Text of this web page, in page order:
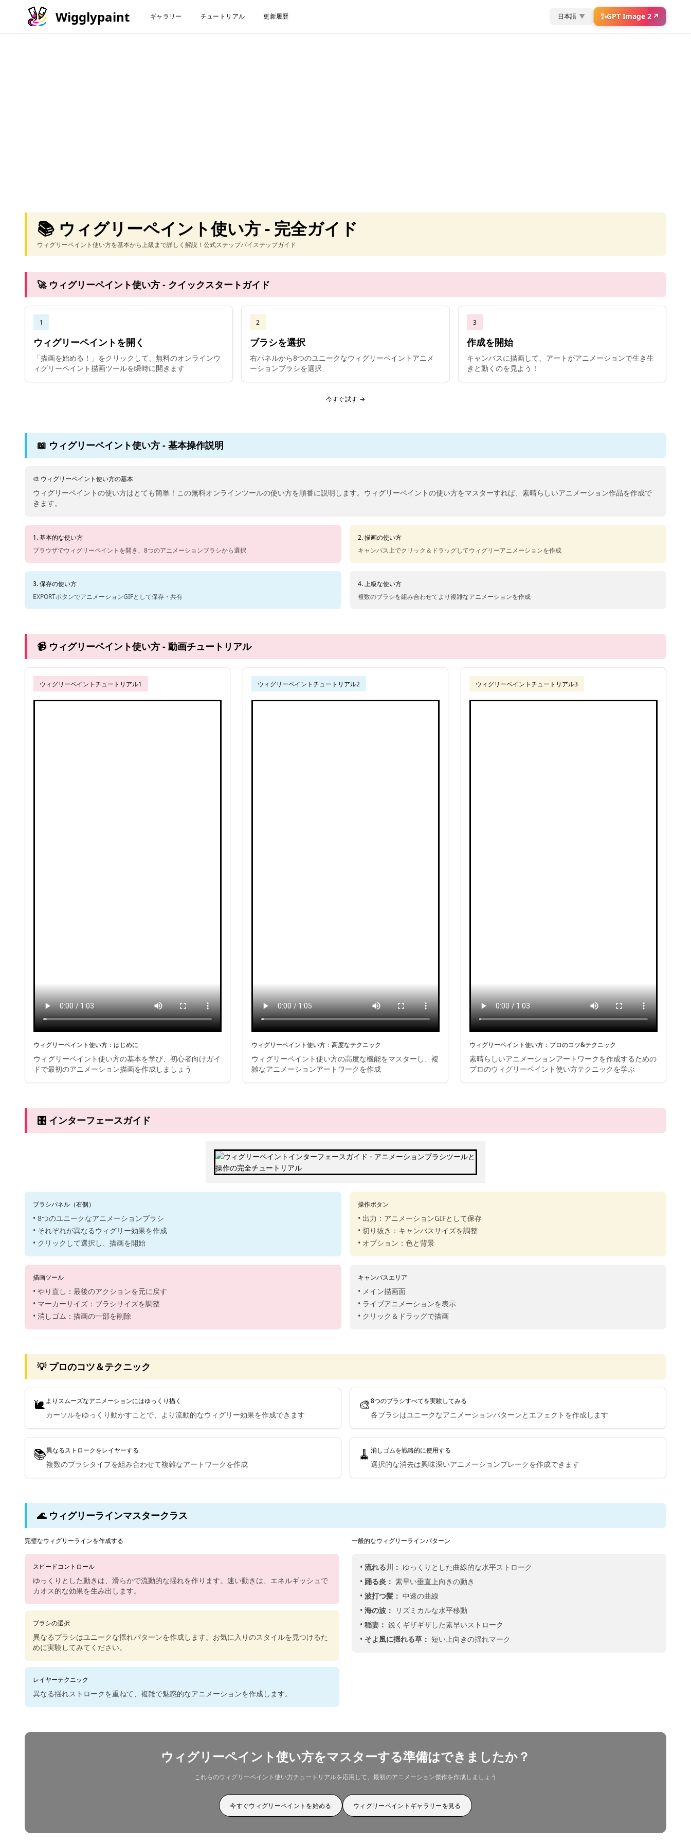
Wigglypaint ギャラリー チュートリアル 更新履歴 日本語 ▼ ✨GPT Image 2 ↗
📚 ウィグリーペイント使い方 - 完全ガイド
ウィグリーペイント使い方を基本から上級まで詳しく解説！公式ステップバイステップガイド
🚀 ウィグリーペイント使い方 - クイックスタートガイド
1
ウィグリーペイントを開く
「描画を始める！」をクリックして、無料のオンラインウ
ィグリーペイント描画ツールを瞬時に開きます
2
ブラシを選択
右パネルから8つのユニークなウィグリーペイントアニメ
ーションブラシを選択
3
作成を開始
キャンバスに描画して、アートがアニメーションで生き生
きと動くのを見よう！
今すぐ試す →
📖 ウィグリーペイント使い方 - 基本操作説明
🎨 ウィグリーペイント使い方の基本
ウィグリーペイントの使い方はとても簡単！この無料オンラインツールの使い方を順番に説明します。ウィグリーペイントの使い方をマスターすれば、素晴らしいアニメーション作品を作成で
きます。
1. 基本的な使い方
ブラウザでウィグリーペイントを開き、8つのアニメーションブラシから選択
2. 描画の使い方
キャンバス上でクリック＆ドラッグしてウィグリーアニメーションを作成
3. 保存の使い方
EXPORTボタンでアニメーションGIFとして保存・共有
4. 上級な使い方
複数のブラシを組み合わせてより複雑なアニメーションを作成
📹 ウィグリーペイント使い方 - 動画チュートリアル
ウィグリーペイントチュートリアル1
ウィグリーペイント使い方：はじめに
ウィグリーペイント使い方の基本を学び、初心者向けガイ
ドで最初のアニメーション描画を作成しましょう
ウィグリーペイントチュートリアル2
ウィグリーペイント使い方：高度なテクニック
ウィグリーペイント使い方の高度な機能をマスターし、複
雑なアニメーションアートワークを作成
ウィグリーペイントチュートリアル3
ウィグリーペイント使い方：プロのコツ&テクニック
素晴らしいアニメーションアートワークを作成するための
プロのウィグリーペイント使い方テクニックを学ぶ
🎛️ インターフェースガイド
ブラシパネル（右側）
• 8つのユニークなアニメーションブラシ
• それぞれが異なるウィグリー効果を作成
• クリックして選択し、描画を開始
操作ボタン
• 出力：アニメーションGIFとして保存
• 切り抜き：キャンバスサイズを調整
• オプション：色と背景
描画ツール
• やり直し：最後のアクションを元に戻す
• マーカーサイズ：ブラシサイズを調整
• 消しゴム：描画の一部を削除
キャンバスエリア
• メイン描画面
• ライブアニメーションを表示
• クリック＆ドラッグで描画
💡 プロのコツ＆テクニック
🐌よりスムーズなアニメーションにはゆっくり描く
カーソルをゆっくり動かすことで、より流動的なウィグリー効果を作成できます
🎨8つのブラシすべてを実験してみる
各ブラシはユニークなアニメーションパターンとエフェクトを作成します
📚異なるストロークをレイヤーする
複数のブラシタイプを組み合わせて複雑なアートワークを作成
🧹 消しゴムを戦略的に使用する
選択的な消去は興味深いアニメーションブレークを作成できます
🌊 ウィグリーラインマスタークラス
完璧なウィグリーラインを作成する
スピードコントロール
ゆっくりとした動きは、滑らかで流動的な揺れを作ります。速い動きは、エネルギッシュで
カオス的な効果を生み出します。
ブラシの選択
異なるブラシはユニークな揺れパターンを作成します。お気に入りのスタイルを見つけるた
めに実験してみてください。
レイヤーテクニック
異なる揺れストロークを重ねて、複雑で魅惑的なアニメーションを作成します。
一般的なウィグリーラインパターン
• 流れる川： ゆっくりとした曲線的な水平ストローク
• 踊る炎： 素早い垂直上向きの動き
• 波打つ髪： 中速の曲線
• 海の波：
リズミカルな水平移動
• 稲妻： 鋭くギザギザした素早いストローク
• そよ風に揺れる草： 短い上向きの揺れマーク
ウィグリーペイント使い方をマスターする準備はできましたか？
これらのウィグリーペイント使い方チュートリアルを応用して、最初のアニメーション傑作を作成しましょう
今すぐウィグリーペイントを始める ウィグリーペイントギャラリーを見る